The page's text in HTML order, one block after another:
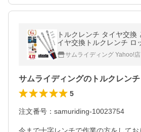
トルクレンチ タイヤ交換
イヤ交換トルクレンチ ロ
ding サムライディング
0-200N・m SIG-T101
サムライディング Yahoo!店
サムライディングのトルクレンチ
5
注文番号：samuriding-10023754